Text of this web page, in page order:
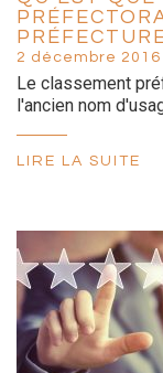
2 décembre 2016
Le classement
l'ancien nom
LIRE LA SUITE